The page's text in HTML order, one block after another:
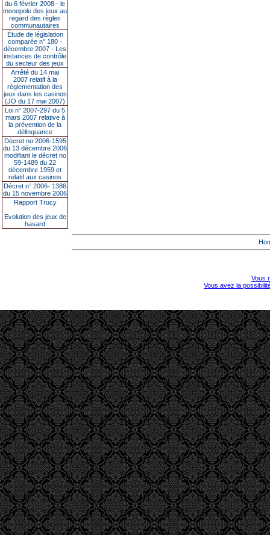
du 6 février 2008 - le
monopole des jeux au
regard des règles
communautaires
Étude de législation
comparée n° 180 -
décembre 2007 - Les
instances de contrôle
du secteur des jeux
Arrêté du 14 mai
2007 relatif à la
réglementation des
jeux dans les casinos
(JO du 17 mai 2007)
Loi n° 2007-297 du 5
mars 2007 relative à
la prévention de la
délinquance
Décret no 2006-1595
du 13 décembre 2006
modifiant le décret no
59-1489 du 22
décembre 1959 et
relatif aux casinos
Décret n° 2006- 1386
du 15 novembre 2006
Rapport Trucy
Evolution des jeux de
hasard
Vous
Vous avez la